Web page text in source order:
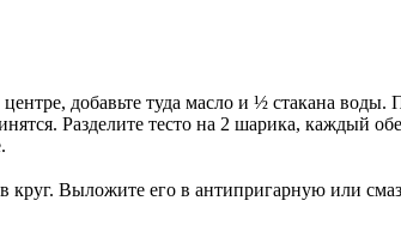
добавьте туда масло и ½ стакана
Разделите тесто на 2 шарика, каждый
круг. Выложите его в антипригарную или